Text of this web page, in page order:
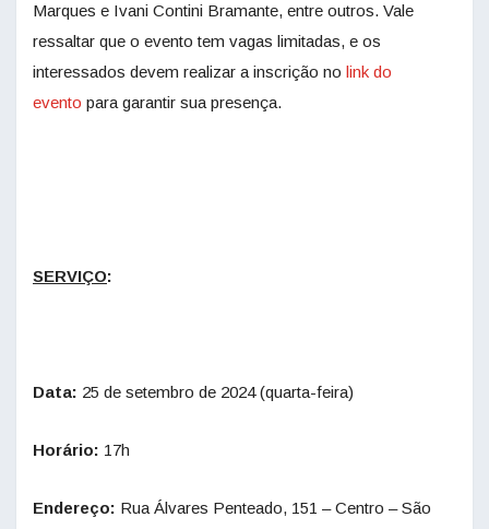
Marques e Ivani Contini Bramante, entre outros. Vale
ressaltar que o evento tem vagas limitadas, e os
interessados devem realizar a inscrição no link do
evento para garantir sua presença.
SERVIÇO:
Data: 25 de setembro de 2024 (quarta-feira)
Horário: 17h
Endereço: Rua Álvares Penteado, 151 – Centro – São